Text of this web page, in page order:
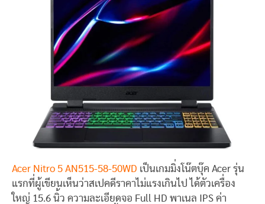
Acer Nitro 5 AN515-58-50WD เป็นเกมมิ่งโน๊ตบุ๊ค Acer รุ่น
แรกที่ผู้เขียนเห็นว่าสเปคดีราคาไม่แรงเกินไป ได้ตัวเครื่อง
ใหญ่ 15.6 นิ้ว ความละเอียดจอ Full HD พาเนล IPS ค่า